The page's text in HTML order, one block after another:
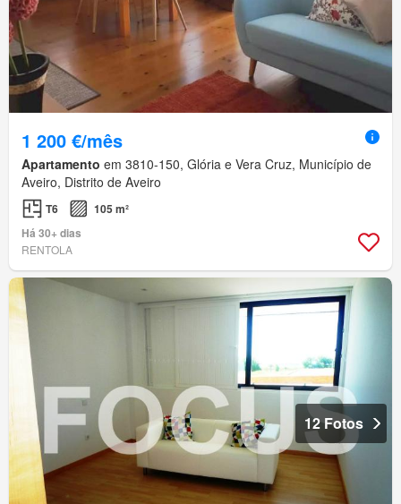
1 200 €/mês
Apartamento em 3810-150, Glória e Vera Cruz, Município de
Aveiro, Distrito de Aveiro
T6
105 m²
Há 30+ dias
RENTOLA
12 Fotos